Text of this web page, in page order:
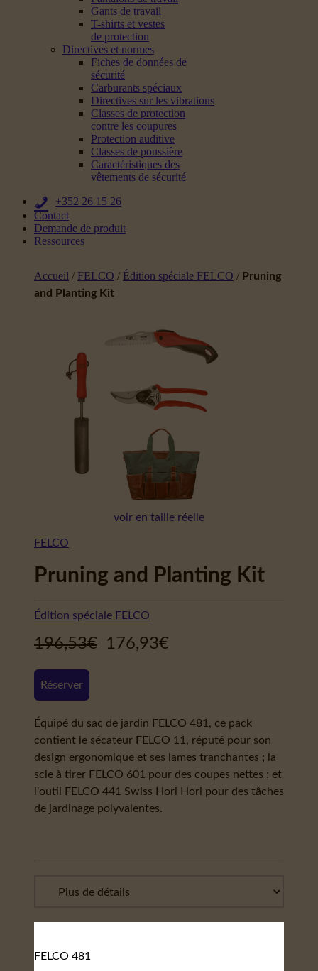
Gants de travail
T-shirts et vestes
de protection
Directives et normes
Fiches de données de
sécurité
Carburants spéciaux
Directives sur les vibrations
Classes de protection
contre les coupures
Protection auditive
Classes de poussière
Caractéristiques des
vêtements de sécurité
+352 26 15 26
Contact
Demande de produit
Ressources
Accueil / FELCO / Édition spéciale FELCO / Pruning
and Planting Kit
voir en taille réelle
FELCO
Pruning and Planting Kit
Édition spéciale FELCO
196,53€ 176,93€
Réserver
Équipé du sac de jardin FELCO 481, ce pack
contient le sécateur FELCO 11, réputé pour son
design ergonomique et ses lames tranchantes ; la
scie à tirer FELCO 601 pour des coupes nettes ; et
l'outil FELCO 441 Swiss Hori Hori pour des tâches
de jardinage polyvalentes.
FELCO 481